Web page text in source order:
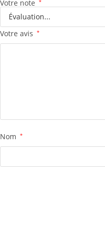
Votre note *
Votre avis *
Nom *